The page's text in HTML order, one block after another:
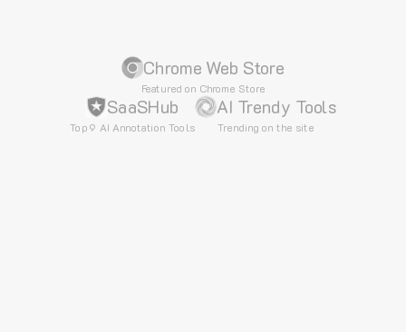
Chrome Web Store
Featured on Chrome Store
SaaSHub
Top 9 AI Annotation Tools
AI Trendy Tools
Trending on the site